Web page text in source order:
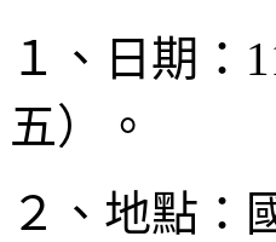
１、日期：
五）。
２、地點：